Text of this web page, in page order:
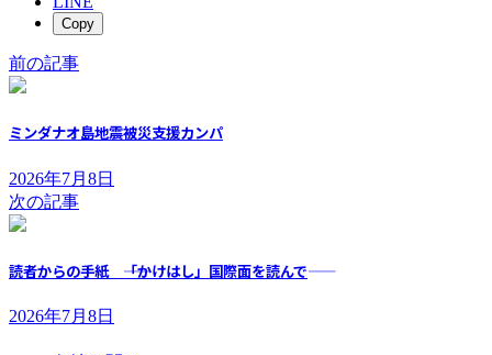
Copy
前の記事
ミンダナオ島地震被災支援カンパ
2026年7月8日
次の記事
読者からの手紙 ――「かけはし」国際面を読んで――
2026年7月8日